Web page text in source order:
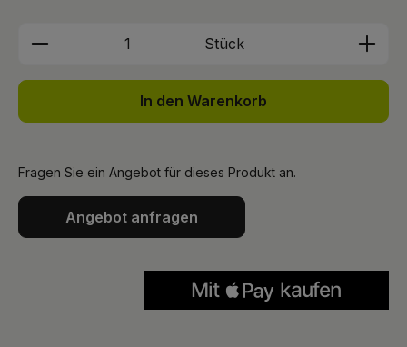
Produkt Anzahl: Gib den
Stück
In den Warenkorb
Fragen Sie ein Angebot für dieses Produkt an.
Angebot anfragen